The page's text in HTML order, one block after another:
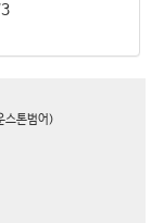
스톤범어)